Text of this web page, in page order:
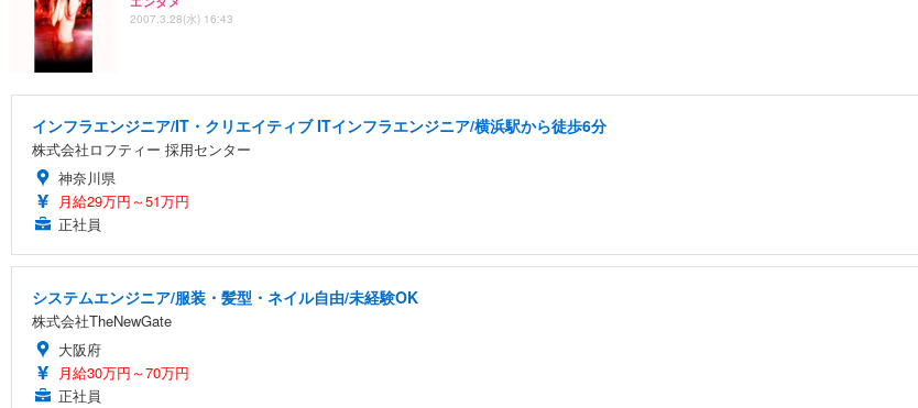
2007.3.28(水) 16:43
インフラエンジニア/IT・クリエイティブ ITインフラエンジニア/横浜駅から徒歩6分
株式会社ロフティー 採用センター
神奈川県
月給29万円～51万円
正社員
システムエンジニア/服装・髪型・ネイル自由/未経験OK
株式会社TheNewGate
大阪府
月給30万円～70万円
正社員